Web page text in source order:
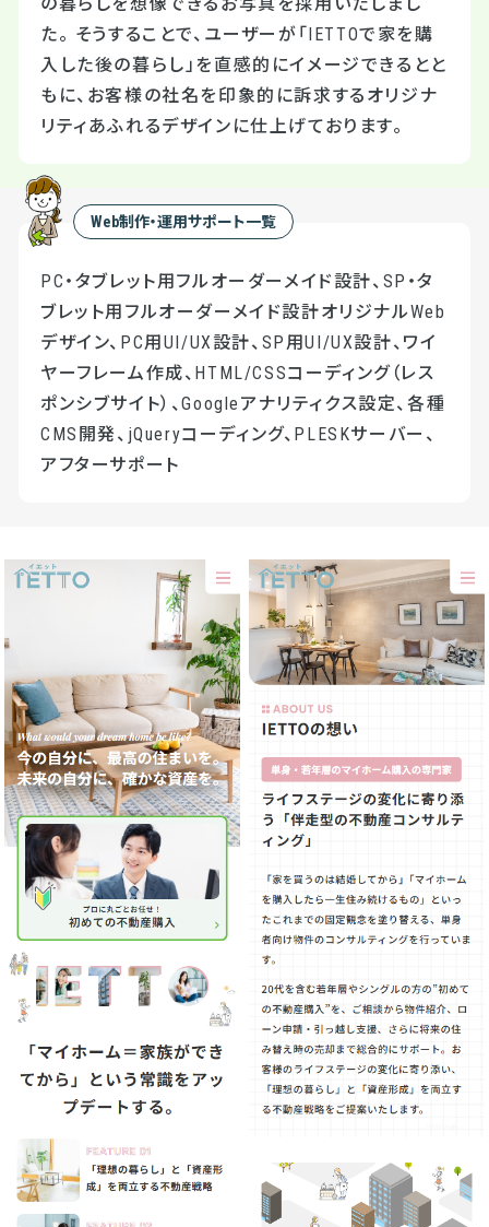
た。 そうすることで、ユーザーが「IETTOで家を購
入した後の暮らし」を直感的にイメージできるとと
もに、お客様の社名を印象的に訴求するオリジナ
リティあふれるデザインに仕上げております。
Web制作・運用サポート一覧
PC・タブレット用フルオーダーメイド設計、SP・タ
ブレット用フルオーダーメイド設計オリジナルWeb
デザイン、PC用UI/UX設計、SP用UI/UX設計、ワイ
ヤーフレーム作成、HTML/CSSコーディング（レス
ポンシブサイト）、Googleアナリティクス設定、各種
CMS開発、jQueryコーディング、PLESKサーバー、
アフターサポート